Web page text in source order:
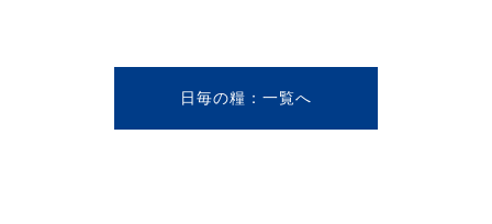
日毎の糧